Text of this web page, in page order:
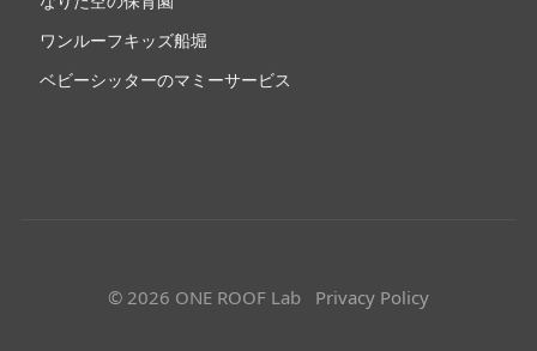
ワンルーフキッズ船堀
ベビーシッターのマミーサービス
© 2026 ONE ROOF Lab Privacy Policy